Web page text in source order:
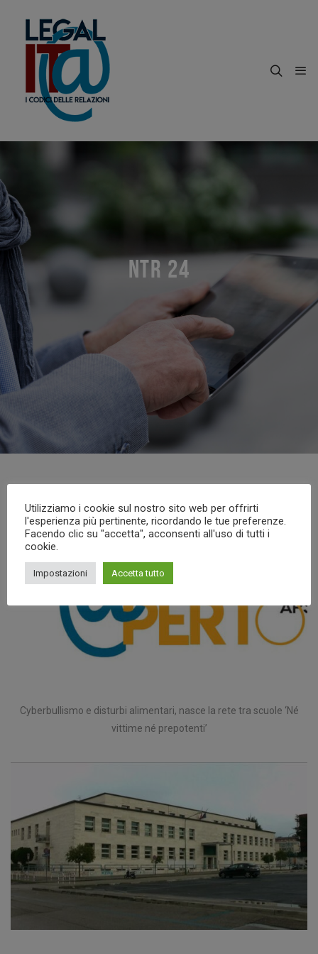
NTR 24
Cyberbullismo e disturbi alimentari, nasce la rete tra scuole ‘Né
vittime né prepotenti’
Utilizziamo i cookie sul nostro sito web per offrirti
l'esperienza più pertinente, ricordando le tue preferenze.
Facendo clic su "accetta", acconsenti all'uso di tutti i
cookie.
Impostazioni Accetta tutto